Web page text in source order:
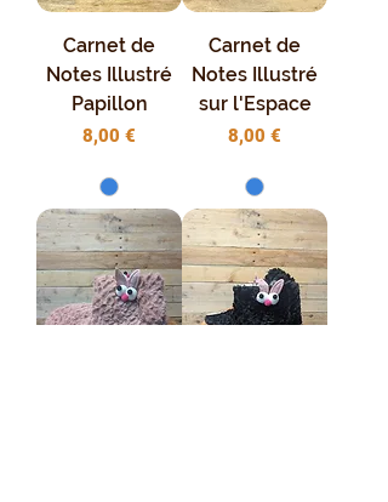
Carnet de
Notes Illustré
Papillon
Prix
8,00 €
Carnet de
Notes Illustré
sur l'Espace
Prix
8,00 €